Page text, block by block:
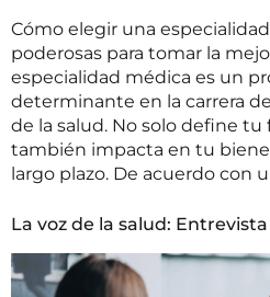
Cómo elegir una
poderosas para tomar la
especialidad médica es un
determinante en la carrera
de la salud. No solo define
también impacta en tu
largo plazo. De acuerdo con
La voz de la salud: